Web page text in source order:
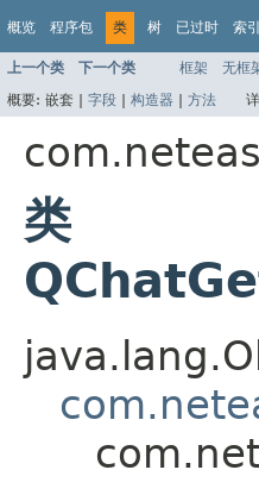
概览 程序包 类 树 已过时 索引
上一个类 下一个类 框架 无框
概要: 嵌套 | 字段 | 构造器 | 方法
类